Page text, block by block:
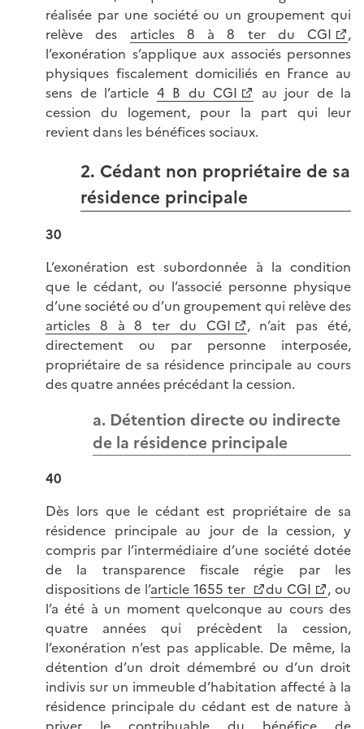
réalisée par une société ou un groupement qui
relève des articles 8 à 8 ter du CGI
,
l’exonération s’applique aux associés personnes
physiques fiscalement domiciliés en France au
sens de l’article 4 B du CGI
au jour de la
cession du logement, pour la part qui leur
revient dans les bénéfices sociaux.
2. Cédant non propriétaire de sa
résidence principale
30
L’exonération est subordonnée à la condition
que le cédant, ou l’associé personne physique
d’une société ou d’un groupement qui relève des
articles 8 à 8 ter du CGI
, n’ait pas été,
directement ou par personne interposée,
propriétaire de sa résidence principale au cours
des quatre années précédant la cession.
a. Détention directe ou indirecte
de la résidence principale
40
Dès lors que le cédant est propriétaire de sa
résidence principale au jour de la cession, y
compris par l’intermédiaire d’une société dotée
de la transparence fiscale régie par les
dispositions de l’article 1655 ter du CGI
, ou
l’a été à un moment quelconque au cours des
quatre années qui précèdent la cession,
l’exonération n’est pas applicable. De même, la
détention d’un droit démembré ou d’un droit
indivis sur un immeuble d’habitation affecté à la
résidence principale du cédant est de nature à